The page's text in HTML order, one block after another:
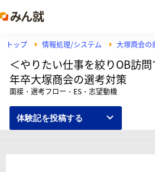
トップ 情報処理/システム 大塚商会の
＜やりたい仕事を絞りOB訪
年卒大塚商会の選考対策
面接・選考フロー・ES・志望動機
体験記を投稿する